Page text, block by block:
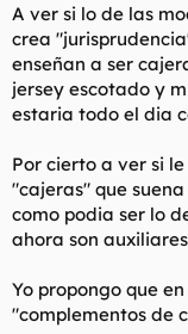
A ver si lo de las
crea
enseñan a ser
jersey escotado y
estaria todo el dia
Por cierto a ver si
"cajeras" que
como podia ser lo
ahora son
Yo propongo que
"complementos de